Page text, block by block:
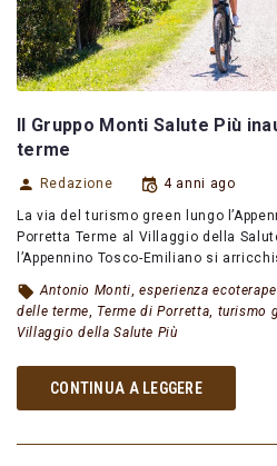
Il Gruppo Monti Salute Più
terme
Redazione 4 anni ago
La via del turismo green lungo
Porretta Terme al Villaggio della
l’Appennino Tosco-Emiliano si
Antonio Monti,esperienza
delle terme, Terme di Porretta, turismo
Villaggio della Salute Più
CONTINUA A LEGGERE